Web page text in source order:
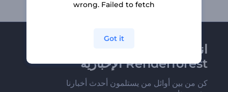
انضم إلى نشرة
Renderforest الإخبارية
كن من بين أوائل من يستلمون أحدث أخبارنا
wrong. Failed to fetch
Got it